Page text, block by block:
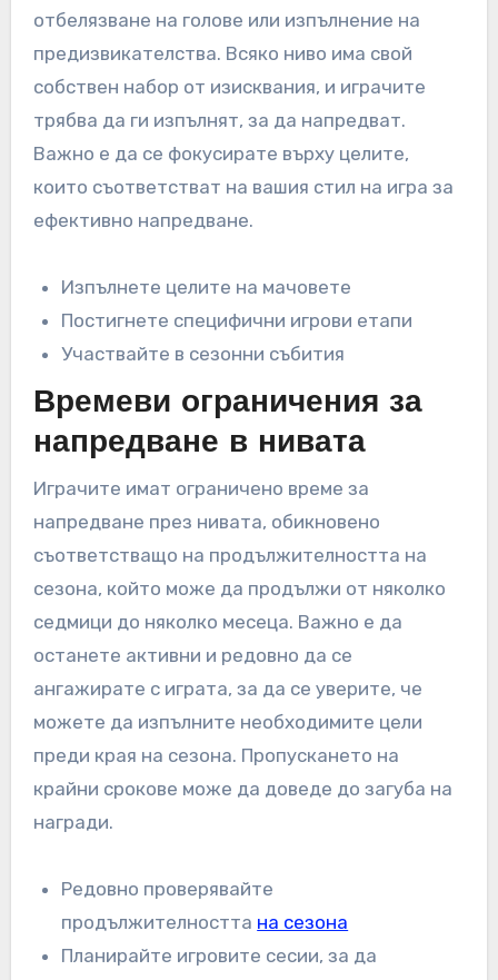
отбелязване на голове или изпълнение на
предизвикателства. Всяко ниво има свой
собствен набор от изисквания, и играчите
трябва да ги изпълнят, за да напредват.
Важно е да се фокусирате върху целите,
които съответстват на вашия стил на игра за
ефективно напредване.
Изпълнете целите на мачовете
Постигнете специфични игрови етапи
Участвайте в сезонни събития
Времеви ограничения за
напредване в нивата
Играчите имат ограничено време за
напредване през нивата, обикновено
съответстващо на продължителността на
сезона, който може да продължи от няколко
седмици до няколко месеца. Важно е да
останете активни и редовно да се
ангажирате с играта, за да се уверите, че
можете да изпълните необходимите цели
преди края на сезона. Пропускането на
крайни срокове може да доведе до загуба на
награди.
Редовно проверявайте
продължителността на сезона
Планирайте игровите сесии, за да